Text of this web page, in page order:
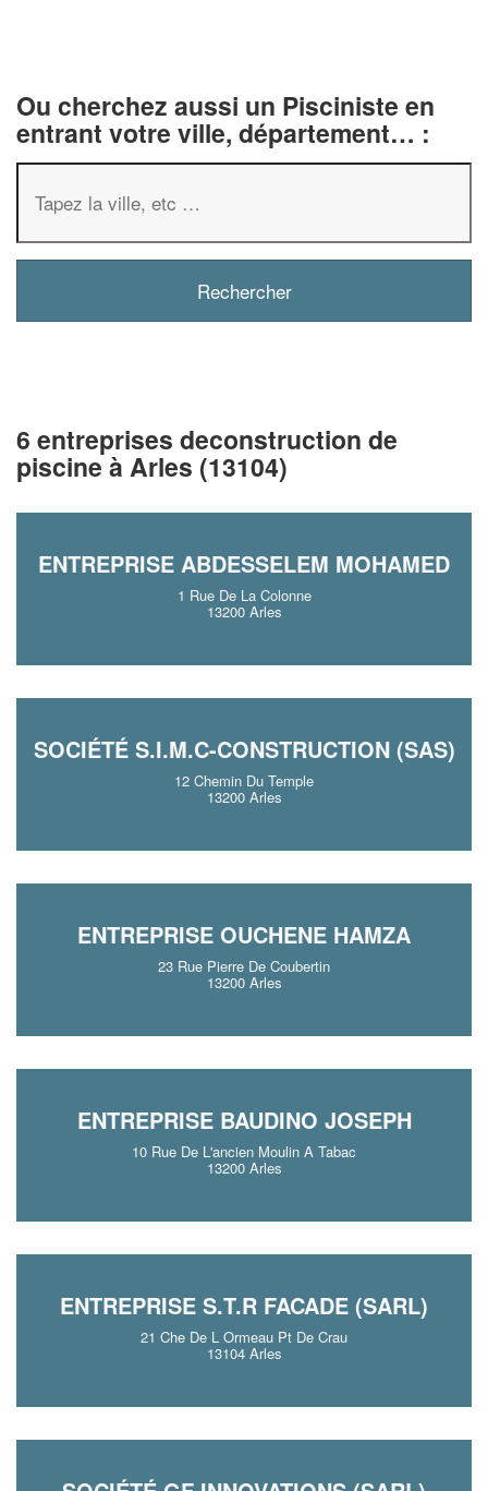
Ou cherchez aussi un Pisciniste en
entrant votre ville, département… :
6 entreprises deconstruction de
piscine à Arles (13104)
ENTREPRISE ABDESSELEM MOHAMED
1 Rue De La Colonne
13200 Arles
SOCIÉTÉ S.I.M.C-CONSTRUCTION (SAS)
12 Chemin Du Temple
13200 Arles
ENTREPRISE OUCHENE HAMZA
23 Rue Pierre De Coubertin
13200 Arles
ENTREPRISE BAUDINO JOSEPH
10 Rue De L'ancien Moulin A Tabac
13200 Arles
ENTREPRISE S.T.R FACADE (SARL)
21 Che De L Ormeau Pt De Crau
13104 Arles